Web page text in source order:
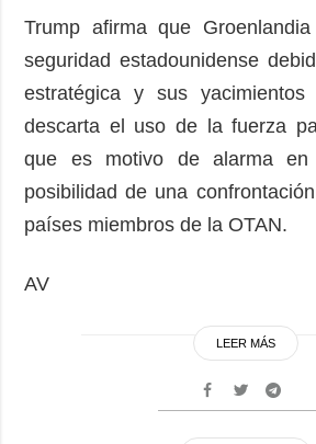
Trump afirma que
seguridad estadounidense
estratégica y sus
descarta el uso de la fuerza
que es motivo de alarma
posibilidad de una
países miembros de la OTAN.
AV
LEER MÁS